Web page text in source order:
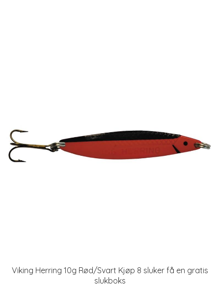
Viking Herring 10g Rød/Svart Kjøp 8 sluker få en gratis
slukboks